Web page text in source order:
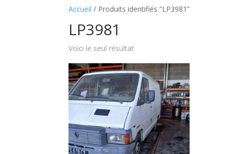
Accueil / Produits identifiés “LP3981”
LP3981
Voici le seul résultat